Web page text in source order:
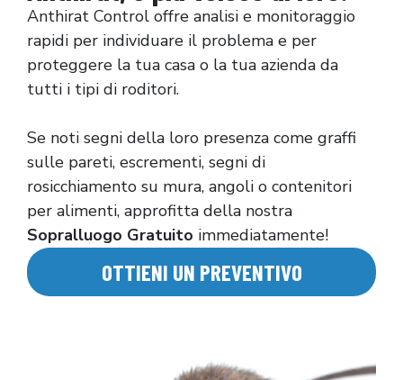
Anthirat Control offre analisi e monitoraggio
rapidi per individuare il problema e per
proteggere la tua casa o la tua azienda da
tutti i tipi di roditori.
Se noti segni della loro presenza come graffi
sulle pareti, escrementi, segni di
rosicchiamento su mura, angoli o contenitori
per alimenti, approfitta della nostra
Sopralluogo Gratuito immediatamente!
OTTIENI UN PREVENTIVO